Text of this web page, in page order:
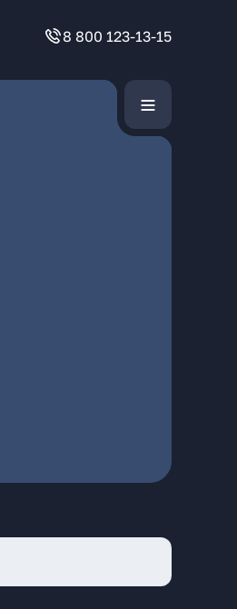
8 800 123-13-15